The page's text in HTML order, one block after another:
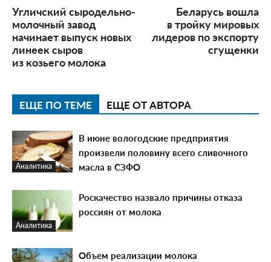
Угличский сыродельно-
молочный завод
начинает выпуск новых
линеек сыров
из козьего молока
Беларусь вошла
в тройку мировых
лидеров по экспорту
сгущенки
ЕЩЕ ПО ТЕМЕ ЕЩЕ ОТ АВТОРА
Аналитика
В июне вологодские предприятия
произвели половину всего сливочного
масла в СЗФО
Аналитика
Роскачество назвало причины отказа
россиян от молока
Объем реализации молока